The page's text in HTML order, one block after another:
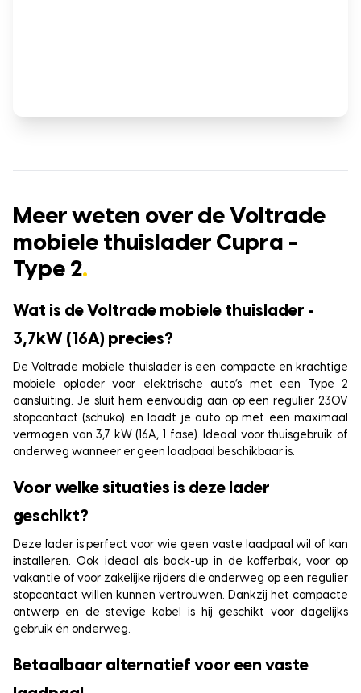
Meer weten over de Voltrade
mobiele thuislader Cupra -
Type 2.
Wat is de Voltrade mobiele thuislader -
3,7kW (16A) precies?
De Voltrade mobiele thuislader is een compacte en krachtige
mobiele oplader voor elektrische auto’s met een Type 2
aansluiting. Je sluit hem eenvoudig aan op een regulier 230V
stopcontact (schuko) en laadt je auto op met een maximaal
vermogen van 3,7 kW (16A, 1 fase). Ideaal voor thuisgebruik of
onderweg wanneer er geen laadpaal beschikbaar is.
Voor welke situaties is deze lader
geschikt?
Deze lader is perfect voor wie geen vaste laadpaal wil of kan
installeren. Ook ideaal als back-up in de kofferbak, voor op
vakantie of voor zakelijke rijders die onderweg op een regulier
stopcontact willen kunnen vertrouwen. Dankzij het compacte
ontwerp en de stevige kabel is hij geschikt voor dagelijks
gebruik én onderweg.
Betaalbaar alternatief voor een vaste